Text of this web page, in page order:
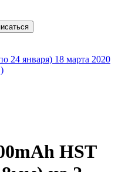
24 января) 18 марта 2020
HST